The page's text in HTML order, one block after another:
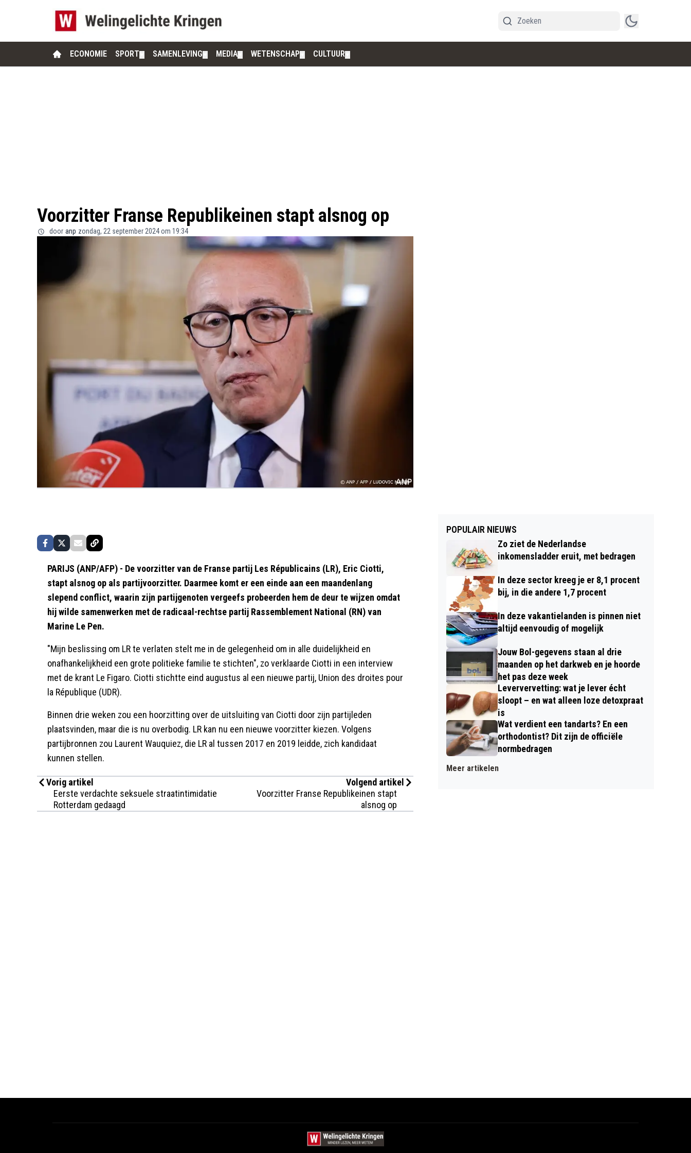
ECONOMIE SPORT SAMENLEVING MEDIA WETENSCHAP CULTUUR
Voorzitter Franse Republikeinen stapt alsnog op
door anp zondag, 22 september 2024 om 19:34
PARIJS (ANP/AFP) - De voorzitter van de Franse partij Les Républicains (LR), Eric Ciotti,
stapt alsnog op als partijvoorzitter. Daarmee komt er een einde aan een maandenlang
slepend conflict, waarin zijn partijgenoten vergeefs probeerden hem de deur te wijzen omdat
hij wilde samenwerken met de radicaal-rechtse partij Rassemblement National (RN) van
Marine Le Pen.
"Mijn beslissing om LR te verlaten stelt me in de gelegenheid om in alle duidelijkheid en
onafhankelijkheid een grote politieke familie te stichten", zo verklaarde Ciotti in een interview
met de krant Le Figaro. Ciotti stichtte eind augustus al een nieuwe partij, Union des droites pour
la République (UDR).
Binnen drie weken zou een hoorzitting over de uitsluiting van Ciotti door zijn partijleden
plaatsvinden, maar die is nu overbodig. LR kan nu een nieuwe voorzitter kiezen. Volgens
partijbronnen zou Laurent Wauquiez, die LR al tussen 2017 en 2019 leidde, zich kandidaat
kunnen stellen.
Vorig artikel
Eerste verdachte seksuele straatintimidatie
Rotterdam gedaagd
Volgend artikel
Voorzitter Franse Republikeinen stapt
alsnog op
POPULAIR NIEUWS
Zo ziet de Nederlandse
inkomensladder eruit, met bedragen
In deze sector kreeg je er 8,1 procent
bij, in die andere 1,7 procent
In deze vakantielanden is pinnen niet
altijd eenvoudig of mogelijk
Jouw Bol-gegevens staan al drie
maanden op het darkweb en je hoorde
het pas deze week
Leververvetting: wat je lever écht
sloopt – en wat alleen loze detoxpraat
is
Wat verdient een tandarts? En een
orthodontist? Dit zijn de officiële
normbedragen
Meer artikelen